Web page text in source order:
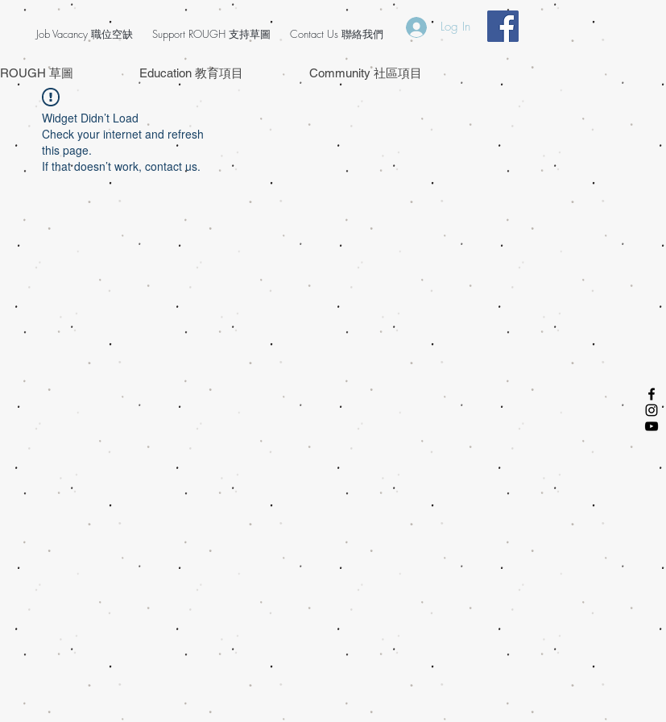
ROUGH 草圖 Education 教育項目 Community 社區項目
Job Vacancy 職位空缺 Support ROUGH 支持草圖 Contact Us 聯絡我們 Log In
Widget Didn’t Load
Check your internet and refresh
this page.
If that doesn’t work, contact us.